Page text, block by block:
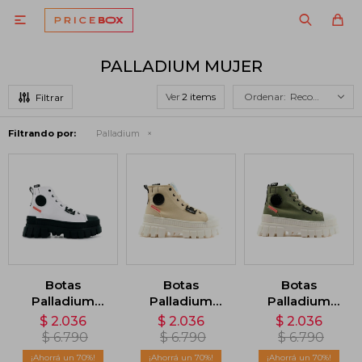

PALLADIUM MUJER
Ver Recomendados
Filtrando por: Palladium
Botas
Palladium
Revolt HI TX -
Blanco
$ 2.036
$ 6.790
70
Botas
Palladium
Revolt HI TX -
Beige
$ 2.036
$ 6.790
70
Botas
Palladium
Revolt HI TX -
Verde
$ 2.036
$ 6.790
70